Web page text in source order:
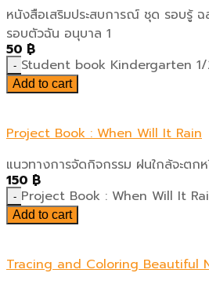
หนังสือเสริมประสบการณ์ ชุด รอบรู้ ฉ
รอบตัวฉัน อนุบาล 1
50 ฿
Student book Kindergarten
Add to cart
Project Book : When Will It Rain
แนวทางการจัดกิจกรรม ฝนใกล้จะตก
150 ฿
Project Book : When Will It
Add to cart
Tracing and Coloring Beautiful